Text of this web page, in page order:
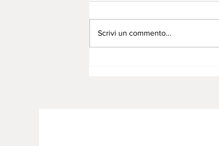
Scrivi un commento...